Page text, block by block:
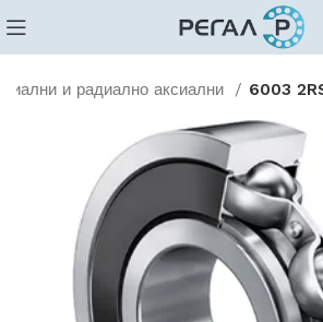
и радиално аксиални 6003